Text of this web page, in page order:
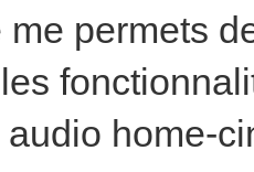
permets
home-